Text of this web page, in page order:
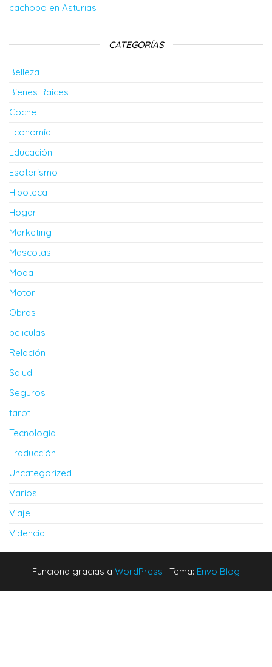
cachopo en Asturias
CATEGORÍAS
Belleza
Bienes Raices
Coche
Economía
Educación
Esoterismo
Hipoteca
Hogar
Marketing
Mascotas
Moda
Motor
Obras
peliculas
Relación
Salud
Seguros
tarot
Tecnologia
Traducción
Uncategorized
Varios
Viaje
Videncia
Funciona gracias a WordPress | Tema: Envo Blog